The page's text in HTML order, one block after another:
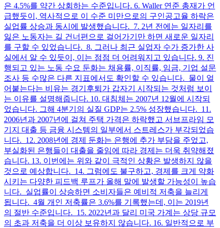
은 4.5%를 약간 상회하는 수준입니다. 6. Waller 연준 총재가 언
급했듯이, 역사적으로 이 수준 미만으로의 구인공고율 하락은
실업률 상승과 동시에 발생했습니다. 7. 2년 전에는 일자리를
잃은 노동자는 길 건너편으로 걸어가기만 하면 새로운 일자리
를 구할 수 있었습니다. 8. 그러나 최근 실업자 수가 증가한 사
실에서 알 수 있듯이, 이는 점점 더 어려워지고 있습니다. 9. 진
행되고 있는 노동 수요 둔화는 채용률, 이직률, 임금, 기업 설문
조사 등 수많은 다른 지표에서도 확인할 수 있습니다. 물이 얼
어붙는다는 비유는 경기후퇴가 갑자기 시작되는 것처럼 보이
는 이유를 설명해줍니다. 10. 대침체는 2007년 12월에 시작되
었습니다. 그해 4분기의 실질 GDP는 2.5% 성장했습니다. 11.
2006년과 2007년에 걸쳐 주택 가격은 하락했고 서브프라임 모
기지 대출 등 금융 시스템의 일부에서 스트레스가 부각되었습
니다. 12. 2008년에 경제 둔화는 은행에 추가 부담을 주었고,
부실화된 은행들이 대출을 줄임에 따라 경제는 더욱 취약해졌
습니다. 13. 이번에는 위와 같이 극적인 상황은 발생하지 않을
것으로 예상합니다. 14. 그럼에도 불구하고, 경제를 크게 약화
시키는 다양한 피드백 루프가 올해 말에 발생할 가능성이 높습
니다. 실업률이 상승하면 소비자들은 예비적 저축을 늘리게
됩니다. 4월 개인 저축률은 3.6%를 기록했는데, 이는 2019년
의 절반 수준입니다. 15. 2022년과 달리 미국 가계는 상당 규모
의 초과 저축을 더 이상 보유하지 않습니다. 16. 일반적으로 부